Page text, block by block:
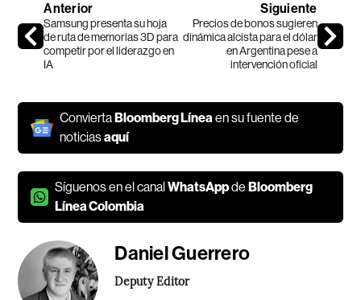
Anterior
Samsung presenta su hoja
de ruta de memorias 3D para
competir por el liderazgo en
IA
Siguiente
Precios de bonos sugieren
dinámica alcista para el dólar
en Argentina pese a
intervención oficial
ConviertaBloomberg Líneaen su fuente de
noticiasaquí
Síguenos en el canalWhatsAppdeBloomberg
Línea Colombia
Daniel Guerrero
Deputy Editor